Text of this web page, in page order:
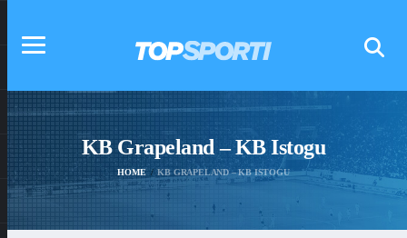
KB Grapeland – KB Istogu
HOME KB GRAPELAND – KB ISTOGU